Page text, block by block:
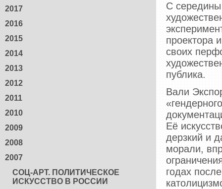
2017
2016
2015
2014
2013
2012
2011
2010
2009
2008
2007
СОЦ-АРТ. ПОЛИТИЧЕСКОЕ
ИСКУССТВО В РОССИИ
С середины
проектора
своих
публика.
Вали
Её
дерзкий и
морали,
годах